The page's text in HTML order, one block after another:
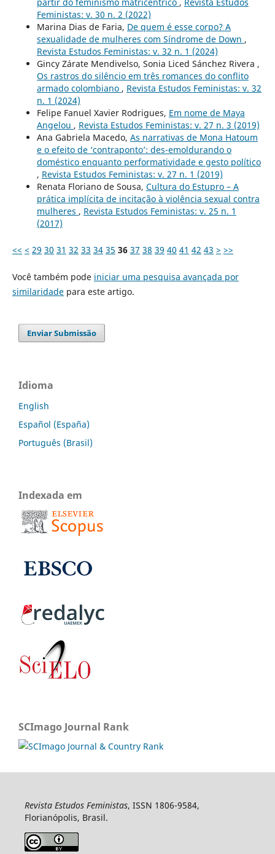
partir do feminismo matricêntrico , Revista Estudos
Feministas: v. 30 n. 2 (2022)
Marina Dias de Faria, De quem é esse corpo? A
sexualidade de mulheres com Síndrome de Down ,
Revista Estudos Feministas: v. 32 n. 1 (2024)
Gincy Zárate Mendivelso, Sonia Liced Sánchez Rivera ,
Os rastros do silêncio em três romances do conflito
armado colombiano , Revista Estudos Feministas: v. 32
n. 1 (2024)
Felipe Fanuel Xavier Rodrigues, Em nome de Maya
Angelou , Revista Estudos Feministas: v. 27 n. 3 (2019)
Ana Gabriela Macedo, As narrativas de Mona Hatoum
e o efeito de ‘contraponto’: des-emoldurando o
doméstico enquanto performatividade e gesto político
, Revista Estudos Feministas: v. 27 n. 1 (2019)
Renata Floriano de Sousa, Cultura do Estupro – A
prática implícita de incitação à violência sexual contra
mulheres , Revista Estudos Feministas: v. 25 n. 1
(2017)
<< < 29 30 31 32 33 34 35 36 37 38 39 40 41 42 43 > >>
Você também pode iniciar uma pesquisa avançada por
similaridadepara este artigo.
Enviar Submissão
Idioma
English
Español (España)
Português (Brasil)
Indexada em
SCImago Journal Rank
Revista Estudos Feministas, ISSN 1806-9584,
Florianópolis, Brasil.